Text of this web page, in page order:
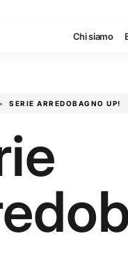
Chi siamo
SERIE ARREDOBAGNO UP!